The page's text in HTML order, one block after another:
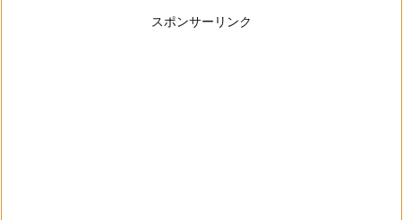
スポンサーリンク